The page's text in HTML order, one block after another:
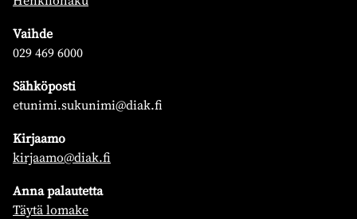
Vaihde
029 469 6000
Sähköposti
etunimi.sukunimi@diak.fi
Kirjaamo
kirjaamo@diak.fi
Anna palautetta
Täytä lomake